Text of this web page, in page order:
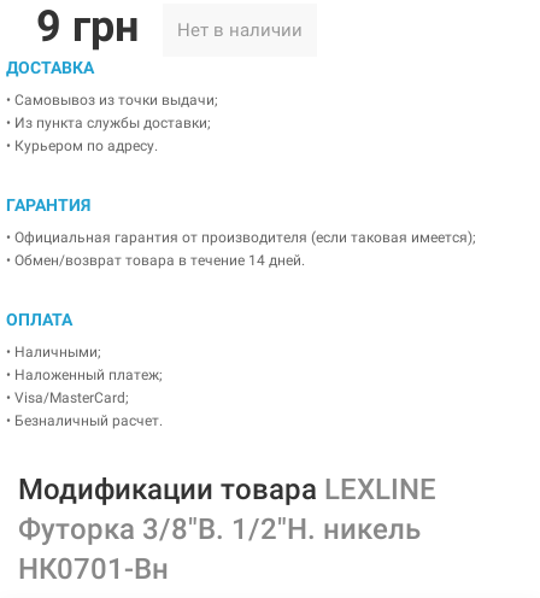
9 грн Нет в наличии
ДОСТАВКА
• Самовывоз из точки выдачи;
• Из пункта службы доставки;
• Курьером по адресу.
ГАРАНТИЯ
• Официальная гарантия от производителя (если таковая имеется);
• Обмен/возврат товара в течение 14 дней.
ОПЛАТА
• Наличными;
• Наложенный платеж;
• Visa/MasterCard;
• Безналичный расчет.
Модификации товара LEXLINE
Футорка 3/8"В. 1/2"Н. никель
НК0701-Вн